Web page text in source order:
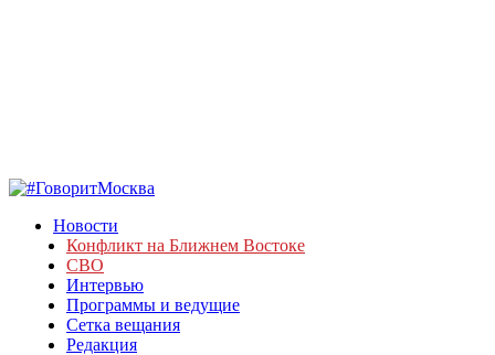
Новости
Конфликт на Ближнем Востоке
СВО
Интервью
Программы и ведущие
Сетка вещания
Редакция